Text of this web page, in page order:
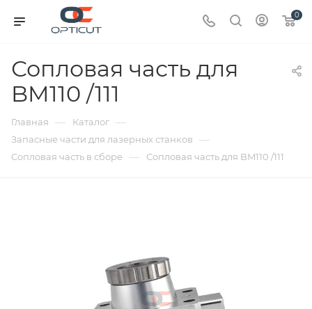
0
Сопловая часть для
BM110 /111
Главная — Каталог —
Запасные части для лазерных станков —
Сопловая часть в сборе — Сопловая часть для BM110 /111